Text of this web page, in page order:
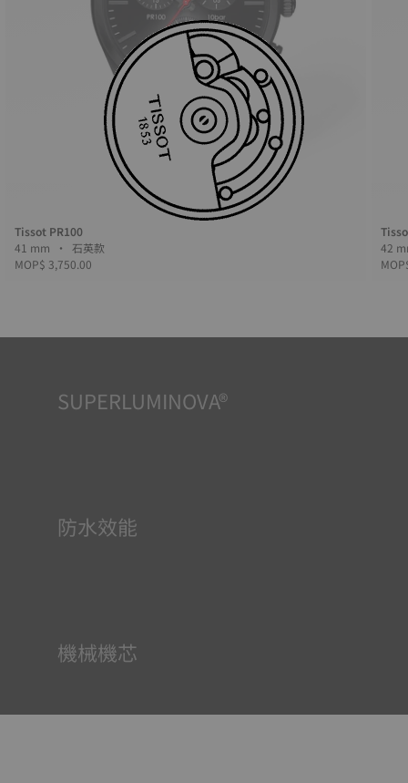
Tissot PR100
41 mm • 石英款
MOP$ 3,750.00
SUPERLUMINOVA®
防水效能
機械機芯